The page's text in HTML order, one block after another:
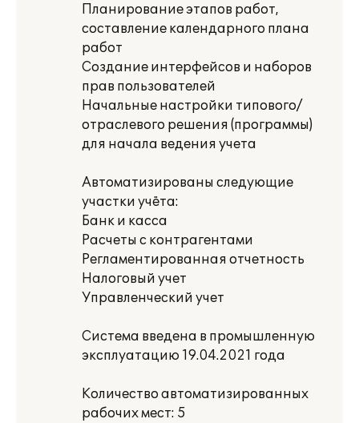
Планирование этапов работ,
составление календарного плана
работ
Создание интерфейсов и наборов
прав пользователей
Начальные настройки типового/
отраслевого решения (программы)
для начала ведения учета
Автоматизированы следующие
участки учёта:
Банк и касса
Расчеты с контрагентами
Регламентированная отчетность
Налоговый учет
Управленческий учет
Система введена в промышленную
эксплуатацию 19.04.2021 года
Количество автоматизированных
рабочих мест: 5